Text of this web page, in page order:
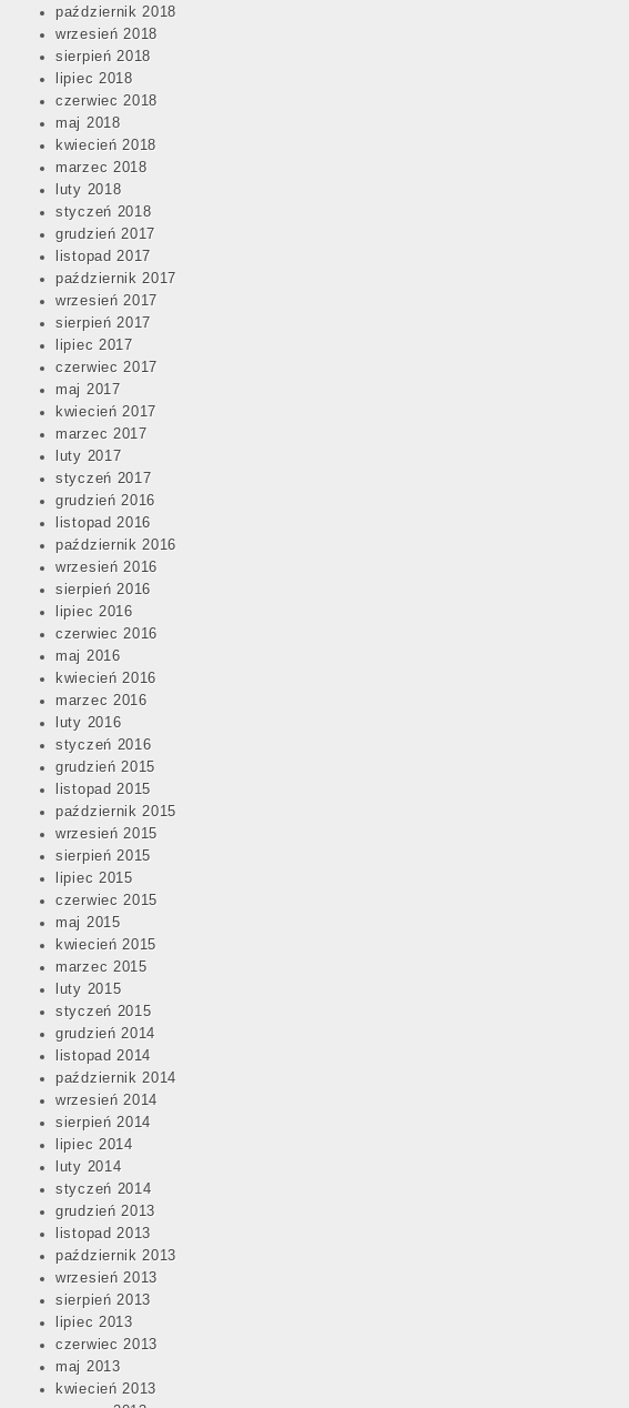
październik 2018
wrzesień 2018
sierpień 2018
lipiec 2018
czerwiec 2018
maj 2018
kwiecień 2018
marzec 2018
luty 2018
styczeń 2018
grudzień 2017
listopad 2017
październik 2017
wrzesień 2017
sierpień 2017
lipiec 2017
czerwiec 2017
maj 2017
kwiecień 2017
marzec 2017
luty 2017
styczeń 2017
grudzień 2016
listopad 2016
październik 2016
wrzesień 2016
sierpień 2016
lipiec 2016
czerwiec 2016
maj 2016
kwiecień 2016
marzec 2016
luty 2016
styczeń 2016
grudzień 2015
listopad 2015
październik 2015
wrzesień 2015
sierpień 2015
lipiec 2015
czerwiec 2015
maj 2015
kwiecień 2015
marzec 2015
luty 2015
styczeń 2015
grudzień 2014
listopad 2014
październik 2014
wrzesień 2014
sierpień 2014
lipiec 2014
luty 2014
styczeń 2014
grudzień 2013
listopad 2013
październik 2013
wrzesień 2013
sierpień 2013
lipiec 2013
czerwiec 2013
maj 2013
kwiecień 2013